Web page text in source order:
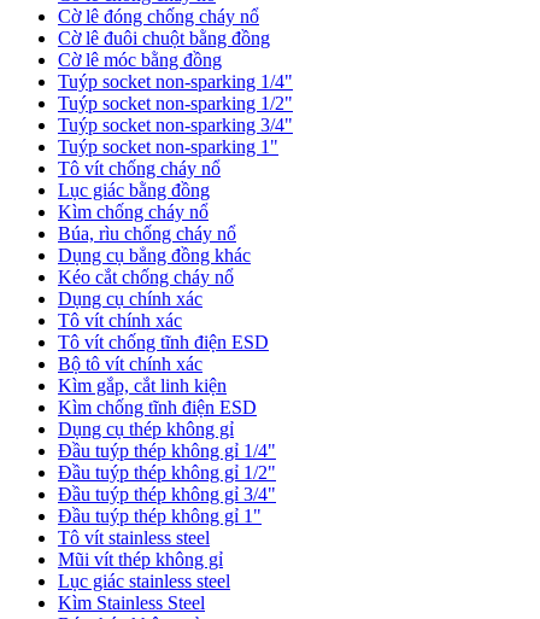
Cờ lê đóng chống cháy nổ
Cờ lê đuôi chuột bằng đồng
Cờ lê móc bằng đồng
Tuýp socket non-sparking 1/4"
Tuýp socket non-sparking 1/2"
Tuýp socket non-sparking 3/4"
Tuýp socket non-sparking 1"
Tô vít chống cháy nổ
Lục giác bằng đồng
Kìm chống cháy nổ
Búa, rìu chống cháy nổ
Dụng cụ bẳng đồng khác
Kéo cắt chống cháy nổ
Dụng cụ chính xác
Tô vít chính xác
Tô vít chống tĩnh điện ESD
Bộ tô vít chính xác
Kìm gắp, cắt linh kiện
Kìm chống tĩnh điện ESD
Dụng cụ thép không gỉ
Đầu tuýp thép không gỉ 1/4"
Đầu tuýp thép không gỉ 1/2"
Đầu tuýp thép không gỉ 3/4"
Đầu tuýp thép không gỉ 1"
Tô vít stainless steel
Mũi vít thép không gỉ
Lục giác stainless steel
Kìm Stainless Steel